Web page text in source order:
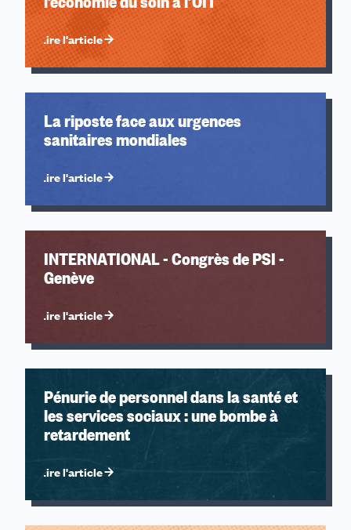
Lire l'article
La riposte face aux urgences
sanitaires mondiales
Lire l'article
INTERNATIONAL - Congrès de PSI -
Genève
Lire l'article
Pénurie de personnel dans la santé et
les services sociaux : une bombe à
retardement
Lire l'article